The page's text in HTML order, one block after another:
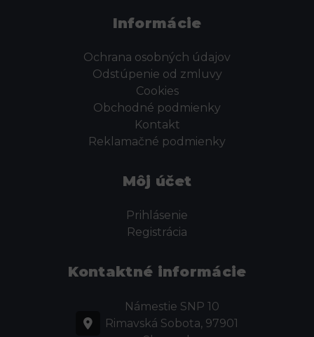
Informácie
Ochrana osobných údajov
Odstúpenie od zmluvy
Cookies
Obchodné podmienky
Kontakt
Reklamačné podmienky
Môj účet
Prihlásenie
Registrácia
Kontaktné informácie
Námestie SNP 10
Rimavská Sobota, 97901